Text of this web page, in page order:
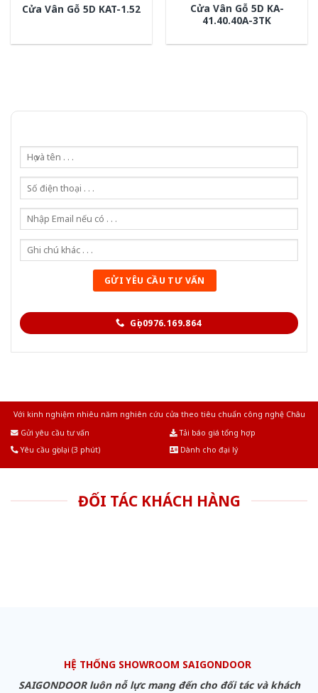
Cửa Vân Gỗ 5D KAT-1.52
Cửa Vân Gỗ 5D KA-
41.40.40A-3TK
Gọi 0976.169.864
Với kinh nghiệm nhiêu năm nghiên cứu cửa theo tiêu chuẩn công nghệ Châu
Gửi yêu cầu tư vấn
Tải báo giá tổng hợp
Yêu cầu gọi lại (3 phút)
Dành cho đại lý
ĐỐI TÁC KHÁCH HÀNG
HỆ THỐNG SHOWROOM SAIGONDOOR
SAIGONDOOR luôn nỗ lực mang đến cho đối tác và khách